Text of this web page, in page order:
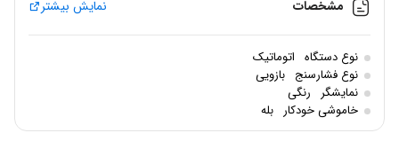
است.
با دقت ثابت شده و دو اندازه کاف، خوانش دقیق را برای طیف گسترده ای
از کاربران تضمین می کند.
مشخصات نمایش بیشتر
نوع دستگاه اتوماتیک
نوع فشارسنج بازویی
نمایشگر
رنگی
خاموشی خودکار بله